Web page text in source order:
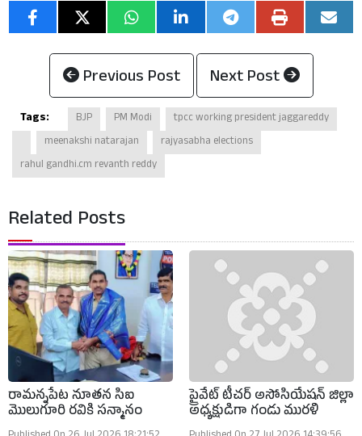
Previous Post Next Post
Tags: BJP PM Modi
tpcc working president jaggareddy
meenakshi natarajan
rajyasabha elections
rahul gandhi.cm revanth reddy
Related Posts
రామన్నపేట నూతన సిఐ
మొలుగూరి రవికి సన్మానం
ప్రైవేట్ టీచర్ అసోసియేషన్ జిల్లా
అధ్యక్షుడిగా గండు మురళి